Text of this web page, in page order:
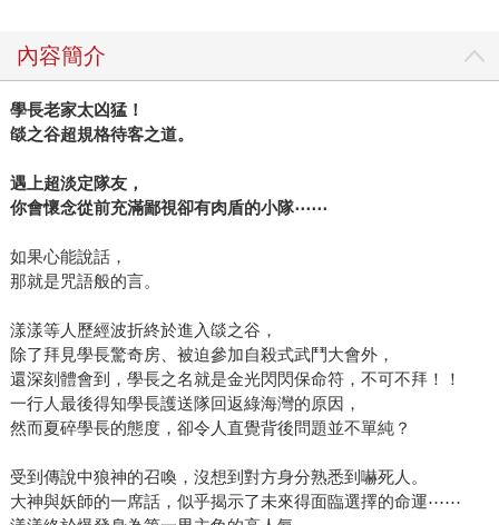
內容簡介
學長老家太凶猛！
燄之谷超規格待客之道。
遇上超淡定隊友，
你會懷念從前充滿鄙視卻有肉盾的小隊⋯⋯
如果心能說話，
那就是咒語般的言。
漾漾等人歷經波折終於進入燄之谷，
除了拜見學長驚奇房、被迫參加自殺式武鬥大會外，
還深刻體會到，學長之名就是金光閃閃保命符，不可不拜！！
一行人最後得知學長護送隊回返綠海灣的原因，
然而夏碎學長的態度，卻令人直覺背後問題並不單純？
受到傳說中狼神的召喚，沒想到對方身分熟悉到嚇死人。
大神與妖師的一席話，似乎揭示了未來得面臨選擇的命運⋯⋯